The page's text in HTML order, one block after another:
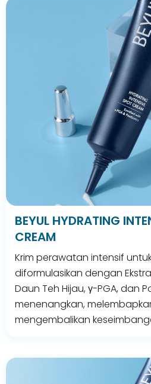
BEYUL HYDRATING
CREAM
Krim perawatan intensif
diformulasikan dengan
Daun Teh Hijau, γ-PGA, dan
menenangkan,
mengembalikan